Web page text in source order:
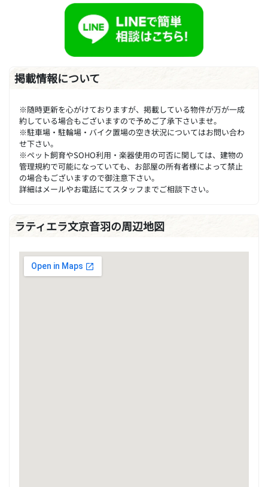
掲載情報について
※随時更新を心がけておりますが、掲載している物件が万が一成
約している場合もございますので予めご了承下さいませ。
※駐車場・駐輪場・バイク置場の空き状況についてはお問い合わ
せ下さい。
※ペット飼育やSOHO利用・楽器使用の可否に関しては、建物の
管理規約で可能になっていても、お部屋の所有者様によって禁止
の場合もございますので御注意下さい。
詳細はメールやお電話にてスタッフまでご相談下さい。
ラティエラ文京音羽の周辺地図